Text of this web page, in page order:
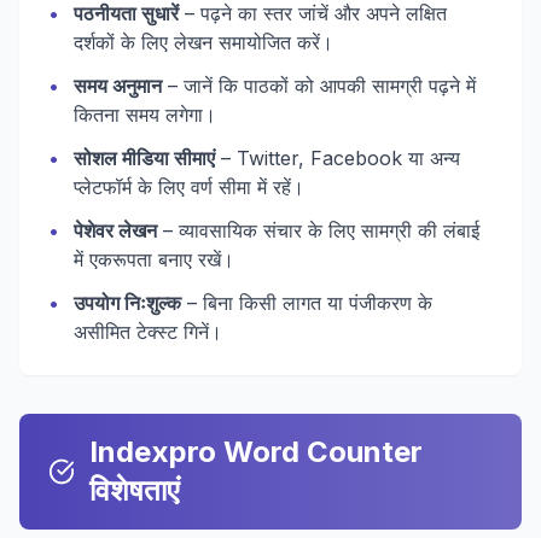
•
पठनीयता सुधारें– पढ़ने का स्तर जांचें और अपने लक्षित
दर्शकों के लिए लेखन समायोजित करें।
•
समय अनुमान– जानें कि पाठकों को आपकी सामग्री पढ़ने में
कितना समय लगेगा।
•
सोशल मीडिया सीमाएं– Twitter, Facebook या अन्य
प्लेटफॉर्म के लिए वर्ण सीमा में रहें।
•
पेशेवर लेखन– व्यावसायिक संचार के लिए सामग्री की लंबाई
में एकरूपता बनाए रखें।
•
उपयोग निःशुल्क– बिना किसी लागत या पंजीकरण के
असीमित टेक्स्ट गिनें।
Indexpro Word Counter
विशेषताएं